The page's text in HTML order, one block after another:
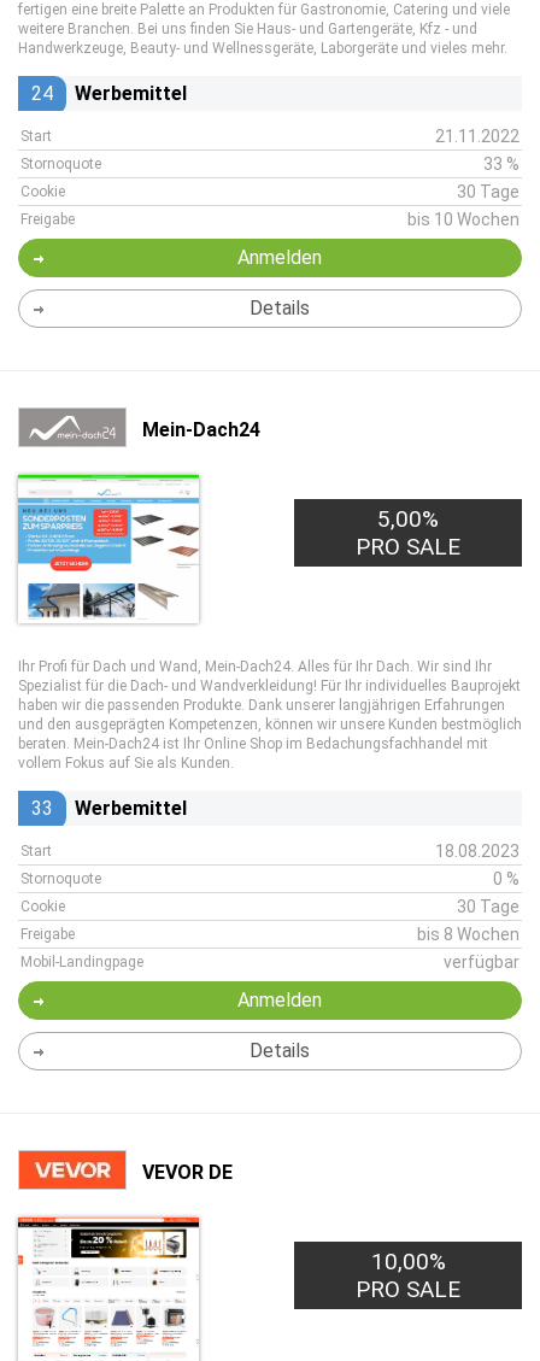
fertigen eine breite Palette an Produkten für Gastronomie, Catering und viele
weitere Branchen. Bei uns finden Sie Haus- und Gartengeräte, Kfz - und
Handwerkzeuge, Beauty- und Wellnessgeräte, Laborgeräte und vieles mehr.
24 Werbemittel
Start 21.11.2022
Stornoquote 33 %
Cookie 30 Tage
Freigabe bis 10 Wochen
Anmelden
Details
Mein-Dach24
5,00%
PRO SALE
Ihr Profi für Dach und Wand, Mein-Dach24. Alles für Ihr Dach. Wir sind Ihr
Spezialist für die Dach- und Wandverkleidung! Für Ihr individuelles Bauprojekt
haben wir die passenden Produkte. Dank unserer langjährigen Erfahrungen
und den ausgeprägten Kompetenzen, können wir unsere Kunden bestmöglich
beraten. Mein-Dach24 ist Ihr Online Shop im Bedachungsfachhandel mit
vollem Fokus auf Sie als Kunden.
33 Werbemittel
Start 18.08.2023
Stornoquote 0 %
Cookie 30 Tage
Freigabe bis 8 Wochen
Mobil-Landingpage verfügbar
Anmelden
Details
VEVOR DE
10,00%
PRO SALE